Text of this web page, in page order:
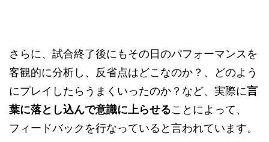
さらに、試合終了後にもその日のパフォーマンスを
客観的に分析し、反省点はどこなのか？、どのよう
にプレイしたらうまくいったのか？など、実際に言
葉に落とし込んで意識に上らせることによって、
フィードバックを行なっていると言われています。